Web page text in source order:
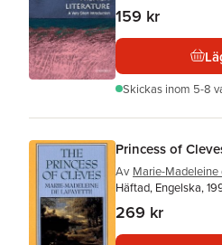
159 kr
Skickas inom 5-8
Princess of
Av Marie-
Häftad, Engelska,
269 kr